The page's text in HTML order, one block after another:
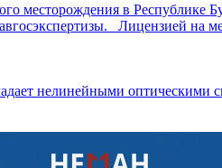
месторождения в Республике
Лицензией на
нелинейными оптическими